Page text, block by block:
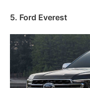
5. Ford Everest